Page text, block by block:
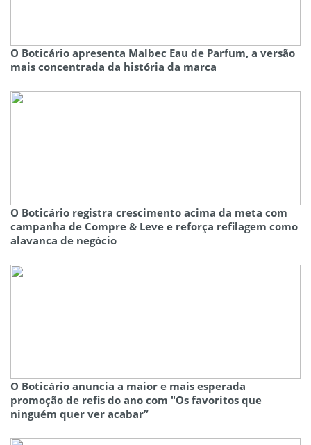
O Boticário apresenta Malbec Eau de Parfum, a versão
mais concentrada da história da marca
O Boticário registra crescimento acima da meta com
campanha de Compre & Leve e reforça refilagem como
alavanca de negócio
O Boticário anuncia a maior e mais esperada
promoção de refis do ano com "Os favoritos que
ninguém quer ver acabar”